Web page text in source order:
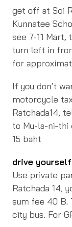
get off at Soi
Kunnatee
see 7-11
turn left in
for
If you don’t
motorcycle
Ratchada14,
to Mu-la-ni-thi
15 baht
drive yourself
Use private
Ratchada 14,
sum fee 40 B.
city bus. For